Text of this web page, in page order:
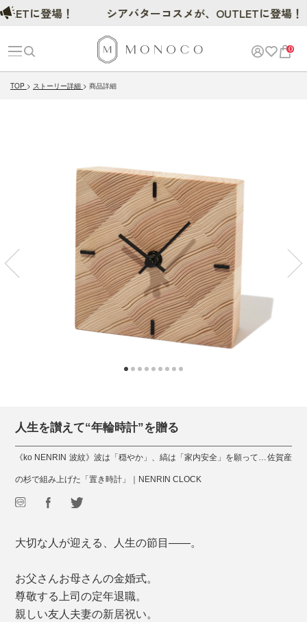
0
TOP ストーリー詳細 商品詳細
人生を讃えて“年輪時計”を贈る
《ko NENRIN 波紋》波は「穏やか」、縞は「家内安全」を願って…佐賀産
の杉で組み上げた「置き時計」｜NENRIN CLOCK
大切な人が迎える、人生の節目――。
お父さんお母さんの金婚式。
尊敬する上司の定年退職。
親しい友人夫妻の新居祝い。
登場！ シアバターコスメが、OUTLETに登場！